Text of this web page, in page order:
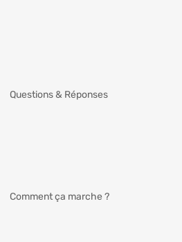
Questions & Réponses
Comment ça marche ?